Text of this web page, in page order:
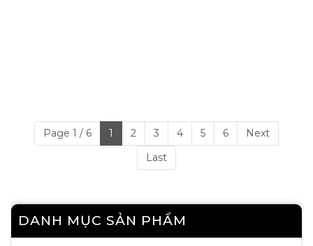
Thêm vào giỏ Thêm vào giỏ
Page 1 / 6 1 2 3 4 5 6
Next
Last
DANH MỤC SẢN PHẨM